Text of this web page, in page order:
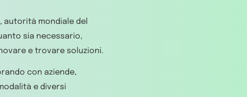
autorità mondiale del
sia necessario,
e trovare soluzioni.
con aziende,
e diversi